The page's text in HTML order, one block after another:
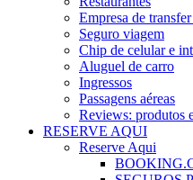
Empresa de
Seguro viagem
Chip de celular e
Aluguel de carro
Ingressos
Passagens aéreas
Reviews: produtos
RESERVE AQUI
Reserve Aqui